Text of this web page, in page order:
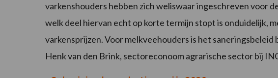
varkenshouders hebben zich weliswaar ingeschreven voor
welk deel hiervan echt op korte termijn stopt is onduidelijk,
varkensprijzen. Voor melkveehouders is het saneringsbeleid
Henk van den Brink, sectoreconoom agrarische sector bij